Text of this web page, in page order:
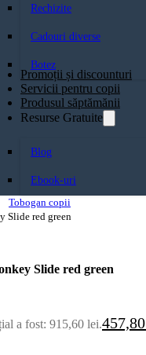
Rechizite
Cadouri diverse
Botez
Promoții și discounturi
Servicii pentru copii
Produsul săptămănii
Resurse Gratuite
Blog
Ebook-uri
Tobogan copii
Slide red green
Slide red green
a fost: 915,60 lei.457,80